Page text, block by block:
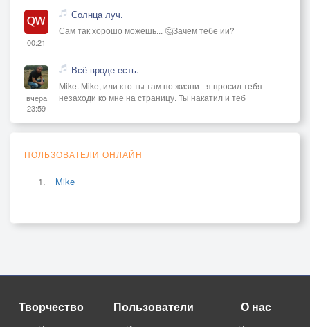
00:21
Солнца луч.
Сам так хорошо можешь... 🤔Зачем тебе ии?
вчера
23:59
Всё вроде есть.
Mike. Mike, или кто ты там по жизни - я просил тебя
незаходи ко мне на страницу. Ты накатил и теб
ПОЛЬЗОВАТЕЛИ ОНЛАЙН
Mike
Творчество Пользователи О нас